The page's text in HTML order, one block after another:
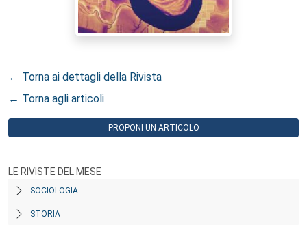
← Torna ai dettagli della Rivista
← Torna agli articoli
PROPONI UN ARTICOLO
LE RIVISTE DEL MESE
SOCIOLOGIA
STORIA